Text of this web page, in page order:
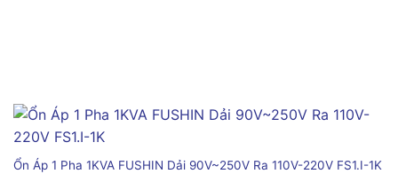
Ổn Áp 1 Pha 1KVA FUSHIN Dải 90V~250V Ra 110V-220V FS1.I-1K